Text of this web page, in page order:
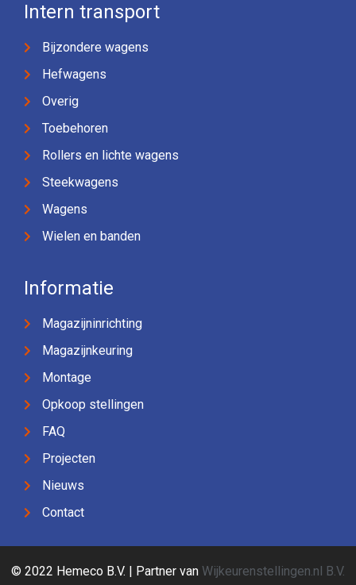
Intern transport
Bijzondere wagens
Hefwagens
Overig
Toebehoren
Rollers en lichte wagens
Steekwagens
Wagens
Wielen en banden
Informatie
Magazijninrichting
Magazijnkeuring
Montage
Opkoop stellingen
FAQ
Projecten
Nieuws
Contact
© 2022 Hemeco B.V. | Partner van Wijkeurenstellingen.nl B.V.